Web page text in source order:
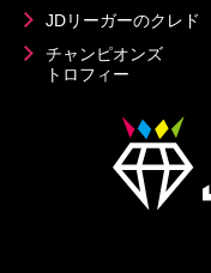
JDリーガーのクレド
チャンピオンズ
トロフィー